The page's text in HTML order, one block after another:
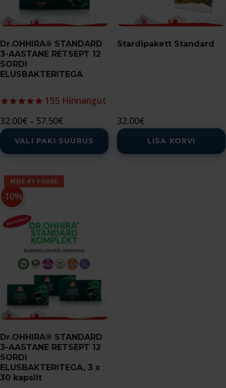
Dr.OHHIRA® STANDARD
3-AASTANE RETSEPT 12
SORDI
ELUSBAKTERITEGA
155 Hinnangut
32.00€ – 57.50€
range:
32.00€
through
VALI PAKI SUURUS
options
be
chosen
on
product
page
Stardipakett Standard
32.00€
LISA KORVI
MEIE #1 TOODE
-10%
Dr.OHHIRA® STANDARD
3-AASTANE RETSEPT 12
SORDI
ELUSBAKTERITEGA, 3 x
30 kapslit